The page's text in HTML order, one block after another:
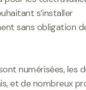
s’installer
sans obligation
numérisées, les
et de nombreux